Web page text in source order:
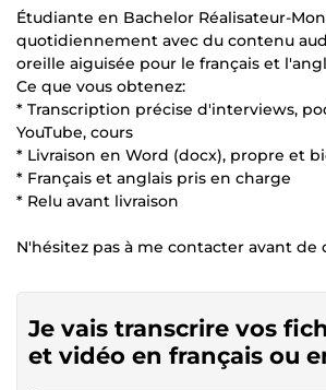
Étudiante en Bachelor Réalisateur-
quotidiennement avec du contenu
oreille aiguisée pour le français et
Ce que vous obtenez:
* Transcription précise d'interviews,
YouTube, cours
* Livraison en Word (docx), propre et
* Français et anglais pris en charge
* Relu avant livraison
N'hésitez pas à me contacter avant de
Je vais transcrire vos
et vidéo en français ou